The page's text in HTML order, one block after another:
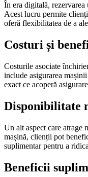
În era digitală,
Acest lucru permite
oferă flexibilitatea de a
Costuri și
Costurile asociate
include asigurarea
exact ce acoperă
Disponibilitate
Un alt aspect care atrage
mașină, clienții pot
suplimentar pentru a
Beneficii